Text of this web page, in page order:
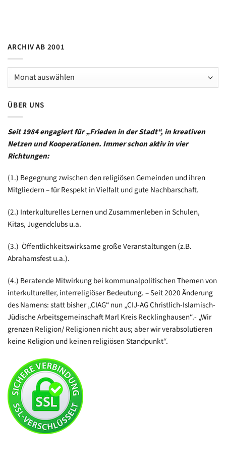
ARCHIV AB 2001
Archiv
ÜBER UNS
Seit 1984 engagiert für „Frieden in der Stadt“, in kreativen
Netzen und Kooperationen. Immer schon aktiv in vier
Richtungen:
(1.) Begegnung zwischen den religiösen Gemeinden und ihren
Mitgliedern – für Respekt in Vielfalt und gute Nachbarschaft.
(2.) Interkulturelles Lernen und Zusammenleben in Schulen,
Kitas, Jugendclubs u.a.
(3.) Öffentlichkeitswirksame große Veranstaltungen (z.B.
Abrahamsfest u.a.).
(4.) Beratende Mitwirkung bei kommunalpolitischen Themen von
interkultureller, interreligiöser Bedeutung. – Seit 2020 Änderung
des Namens: statt bisher „CIAG“ nun „CIJ-AG Christlich-Islamisch-
Jüdische Arbeitsgemeinschaft Marl Kreis Recklinghausen“.- „Wir
grenzen Religion/ Religionen nicht aus; aber wir verabsolutieren
keine Religion und keinen religiösen Standpunkt“.